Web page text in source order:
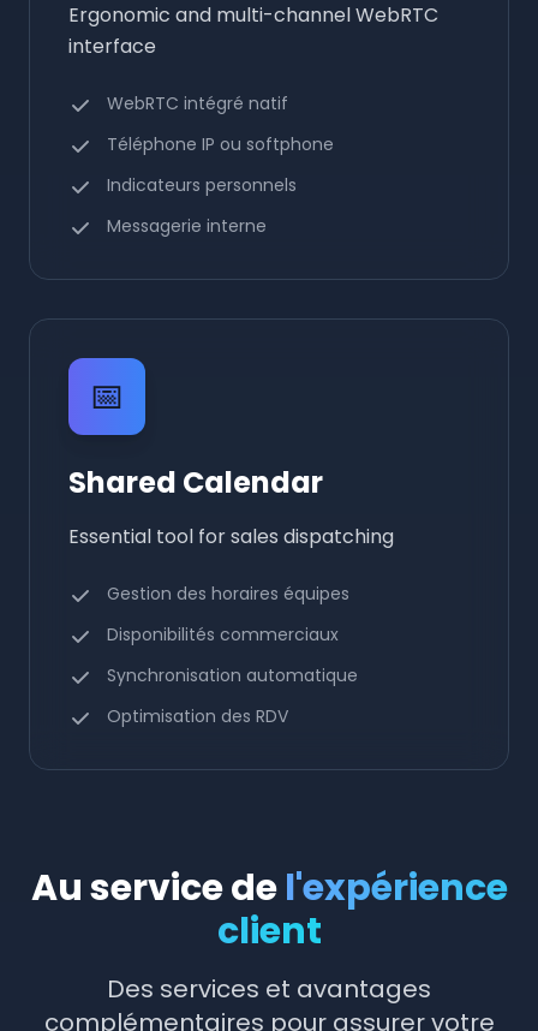
Ergonomic and multi-channel WebRTC
interface
WebRTC intégré natif
Téléphone IP ou softphone
Indicateurs personnels
Messagerie interne
📅
Shared Calendar
Essential tool for sales dispatching
Gestion des horaires équipes
Disponibilités commerciaux
Synchronisation automatique
Optimisation des RDV
Au service de l'expérience
client
Des services et avantages
complémentaires pour assurer votre